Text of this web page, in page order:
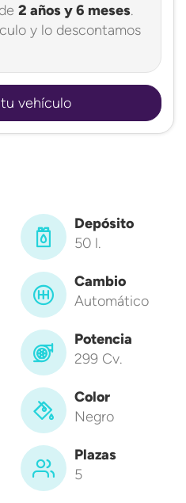
2 años y 6 meses.
y lo descontamos
vehículo
Depósito
50 l.
Cambio
Automático
Potencia
299 Cv.
Color
Negro
Plazas
5